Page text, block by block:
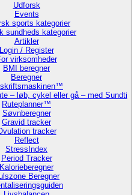
Udforsk
Events
sports kategorier
sundheds kategorier
Artikler
Login / Register
virksomheder
BMI beregner
Beregner
– løb, cykel eller gå – med Sundti
Ruteplanner™
Søvnberegner
Gravid tracker
tracker
Reflect
StressIndex
Period Tracker
Kalorieberegner
Beregner